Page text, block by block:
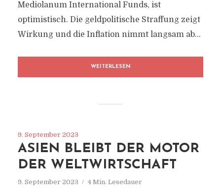
Mediolanum International Funds, ist
optimistisch. Die geldpolitische Straffung zeigt
Wirkung und die Inflation nimmt langsam ab...
WEITERLESEN
9. September 2023
ASIEN BLEIBT DER MOTOR
DER WELTWIRTSCHAFT
9. September 2023 4 Min. Lesedauer